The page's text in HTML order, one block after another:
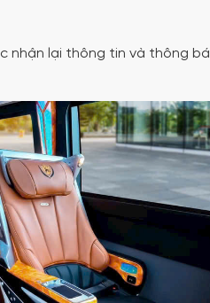
nhận lại thông tin và thông